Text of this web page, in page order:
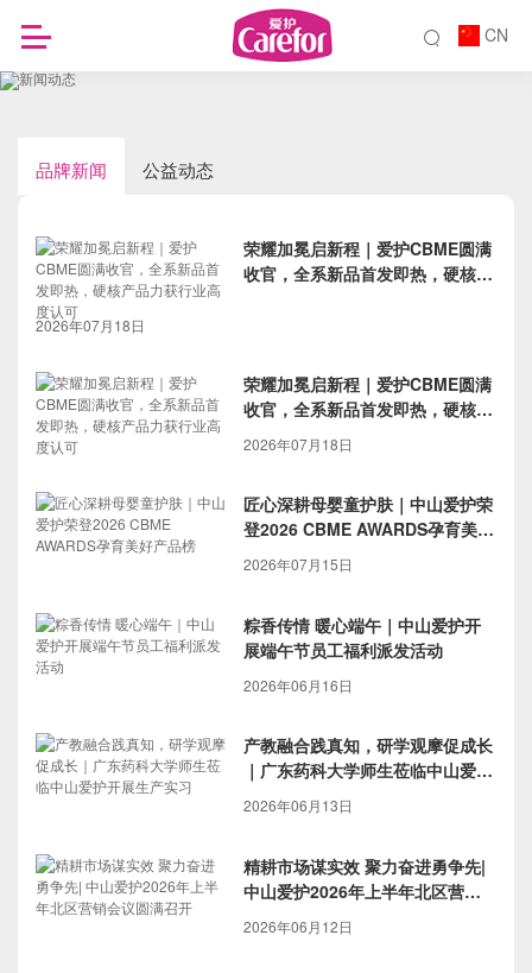
CN
品牌新闻 公益动态
荣耀加冕启新程｜爱护CBME圆满
收官，全系新品首发即热，硬核产
2026年07月18日
荣耀加冕启新程｜爱护CBME圆满
收官，全系新品首发即热，硬核产
品力获行业高度认可
2026年07月18日
匠心深耕母婴童护肤｜中山爱护荣
登2026 CBME AWARDS孕育美好
产品榜
2026年07月15日
粽香传情 暖心端午｜中山爱护开
展端午节员工福利派发活动
2026年06月16日
产教融合践真知，研学观摩促成长
｜广东药科大学师生莅临中山爱护
开展生产实习
2026年06月13日
精耕市场谋实效 聚力奋进勇争先|
中山爱护2026年上半年北区营销
会议圆满召开
2026年06月12日